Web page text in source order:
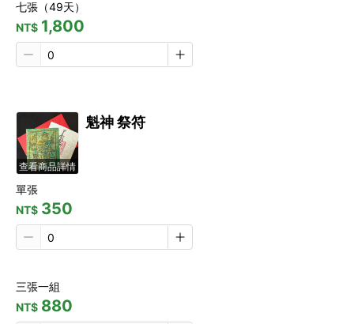
七張（49天）
NT$ 1,800
查看商品詳情
魁神 祭符
單張
NT$ 350
三張一組
NT$ 880